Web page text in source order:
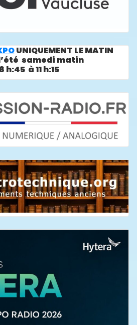
UNIQUEMENT LE MATIN
samedi matin
h:45 à 11 h:15